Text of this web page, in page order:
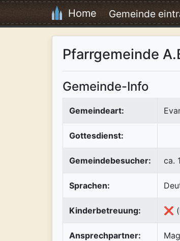
Home Gemeinde
Pfarrgemeinde
Gemeinde-Info
Gemeindeart:
Gottesdienst:
Gemeindebesucher: ca.
Sprachen:
Kinderbetreuung: ❌
Ansprechpartner: